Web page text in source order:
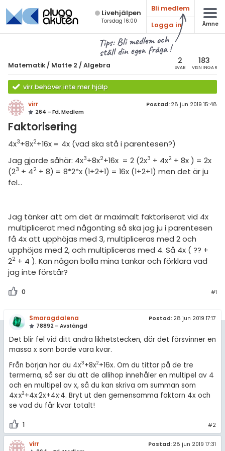
Live­hjälpen
Torsdag 16:00
Bli medlem
Logga in
Ämne
Tips: Bli medlem och
ställ din egen fråga !
Matematik / Matte 2 /Algebra 2
SVAR
183
VISNINGAR
virr behöver inte mer hjälp
virr
264 – Fd. Medlem
Postad: 28 jun 2019 15:48
Faktorisering
4x3+8x2+16x = 4x (vad ska stå i parentesen?)
Jag gjorde såhär: 4x3+8x2+16x = 2 (2x3 + 4x2 + 8x ) = 2x
(23 + 42 + 8) = 8*2*x (1+2+1) = 16x (1+2+1) men det är ju
fel...
Jag tänker att om det är maximalt faktoriserat vid 4x
multiplicerat med någonting så ska jag ju i parentesen
få 4x att upphöjas med 3, multipliceras med 2 och
upphöjas med 2, och multipliceras med 4. Så 4x ( ?? +
22 + 4 ). Kan någon bolla mina tankar och förklara vad
jag inte förstår?
0 #1
Smaragdalena
78892 – Avstängd
Postad: 28 jun 2019 17:17
Det blir fel vid ditt andra likhetstecken, där det försvinner en
massa x som borde vara kvar.
Från början har du 4x3+8x2+16x. Om du tittar på de tre
termerna, så ser du att de allihop innehåler en multipel av 4
och en multipel av x, så du kan skriva om summan som
4x.x2+4x.2x+4x.4. Bryt ut den gemensamma faktorn 4x och
se vad du får kvar totalt!
1 #2
virr Postad: 28 jun 2019 17:31
Alla ämnen
Alla trådar
7
8
9
2
Matematik
Matte 2
Alla trådar
Funktioner och grafer
Linjära ekvationssystem
Statistik
Livehjälpen
För lärare
4 inloggade
Om Pluggakuten
Allmänna villkor
3
5
högskolan
(mattedelen)
diskussioner
& Bygg
ämnen
diskussioner